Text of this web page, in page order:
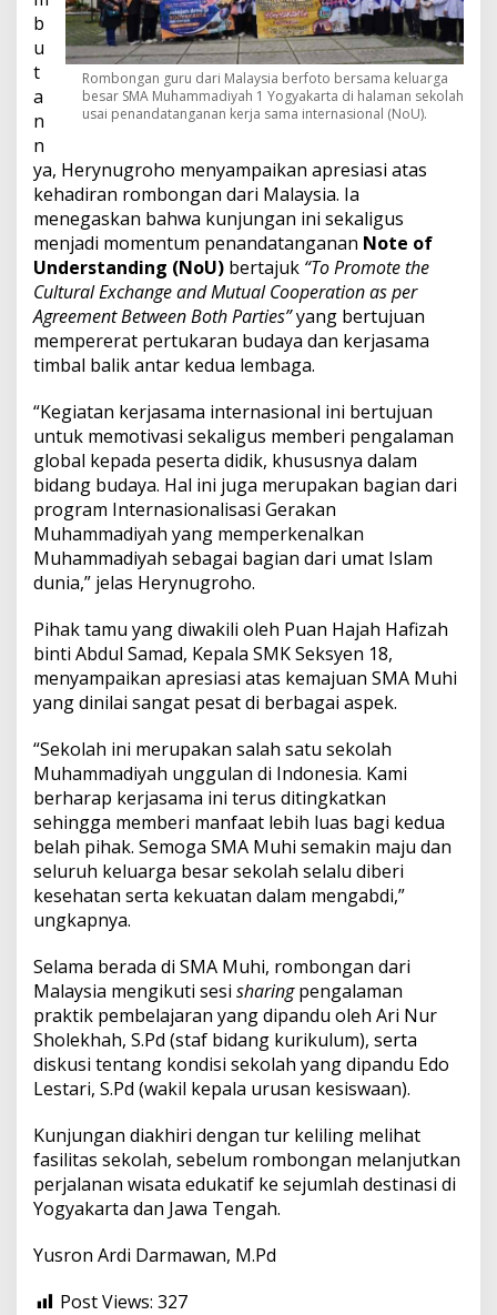
Rombongan guru dari Malaysia berfoto bersama keluarga
besar SMA Muhammadiyah 1 Yogyakarta di halaman sekolah
usai penandatanganan kerja sama internasional (NoU).
b
u
t
a
n
n
ya, Herynugroho menyampaikan apresiasi atas
kehadiran rombongan dari Malaysia. Ia
menegaskan bahwa kunjungan ini sekaligus
menjadi momentum penandatanganan Note of
Understanding (NoU) bertajuk “To Promote the
Cultural Exchange and Mutual Cooperation as per
Agreement Between Both Parties”yang bertujuan
mempererat pertukaran budaya dan kerjasama
timbal balik antar kedua lembaga.
“Kegiatan kerjasama internasional ini bertujuan
untuk memotivasi sekaligus memberi pengalaman
global kepada peserta didik, khususnya dalam
bidang budaya. Hal ini juga merupakan bagian dari
program Internasionalisasi Gerakan
Muhammadiyah yang memperkenalkan
Muhammadiyah sebagai bagian dari umat Islam
dunia,” jelas Herynugroho.
Pihak tamu yang diwakili oleh Puan Hajah Hafizah
binti Abdul Samad, Kepala SMK Seksyen 18,
menyampaikan apresiasi atas kemajuan SMA Muhi
yang dinilai sangat pesat di berbagai aspek.
“Sekolah ini merupakan salah satu sekolah
Muhammadiyah unggulan di Indonesia. Kami
berharap kerjasama ini terus ditingkatkan
sehingga memberi manfaat lebih luas bagi kedua
belah pihak. Semoga SMA Muhi semakin maju dan
seluruh keluarga besar sekolah selalu diberi
kesehatan serta kekuatan dalam mengabdi,”
ungkapnya.
Selama berada di SMA Muhi, rombongan dari
Malaysia mengikuti sesi sharingpengalaman
praktik pembelajaran yang dipandu oleh Ari Nur
Sholekhah, S.Pd (staf bidang kurikulum), serta
diskusi tentang kondisi sekolah yang dipandu Edo
Lestari, S.Pd (wakil kepala urusan kesiswaan).
Kunjungan diakhiri dengan tur keliling melihat
fasilitas sekolah, sebelum rombongan melanjutkan
perjalanan wisata edukatif ke sejumlah destinasi di
Yogyakarta dan Jawa Tengah.
Yusron Ardi Darmawan, M.Pd
Post Views: 327